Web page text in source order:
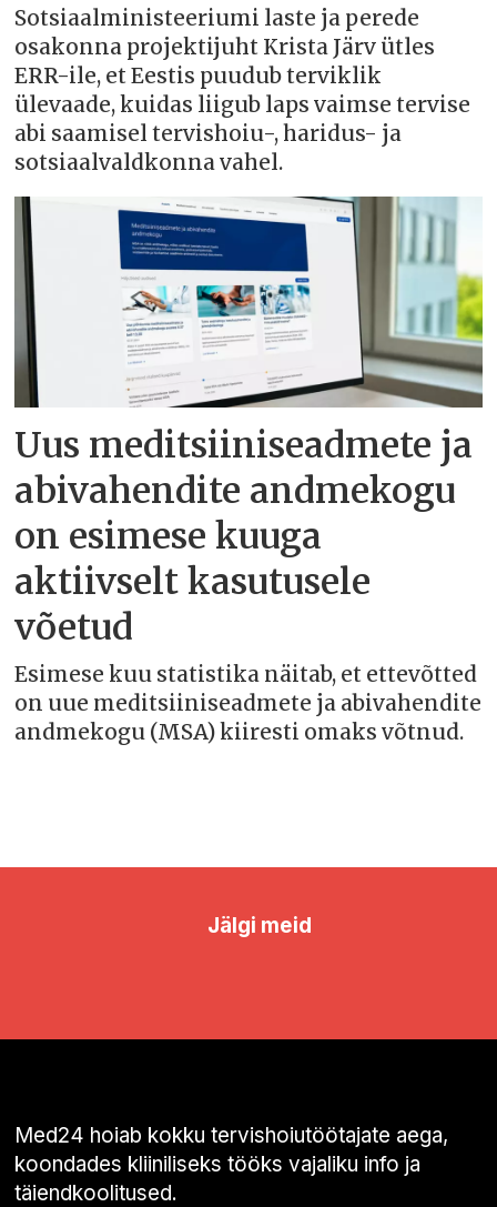
Sotsiaalministeeriumi laste ja perede
osakonna projektijuht Krista Järv ütles
ERR-ile, et Eestis puudub terviklik
ülevaade, kuidas liigub laps vaimse tervise
abi saamisel tervishoiu-, haridus- ja
sotsiaalvaldkonna vahel.
Uus meditsiiniseadmete ja
abivahendite andmekogu
on esimese kuuga
aktiivselt kasutusele
võetud
Esimese kuu statistika näitab, et ettevõtted
on uue meditsiiniseadmete ja abivahendite
andmekogu (MSA) kiiresti omaks võtnud.
Jälgi meid
Med24 hoiab kokku tervishoiutöötajate aega,
koondades kliiniliseks tööks vajaliku info ja
täiendkoolitused.